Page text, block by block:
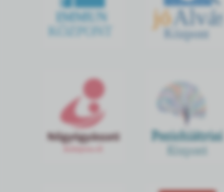
IMMUN
KÖZPONT
jó Alvás
Központ